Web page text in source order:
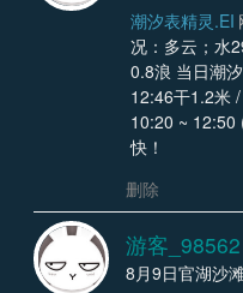
潮汐表精灵.EI
况：多云；水
0.8浪 当日潮
12:46干1.2米
10:20 ~ 12:50
快！
删除
游客_98562
8月9日官湖沙